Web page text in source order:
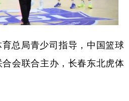
河北 山西
总局青少司指导，中国篮球
会联合主办，长春东北虎体